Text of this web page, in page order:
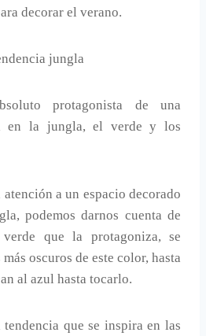
decorar el verano.
protagonista de una
en la jungla, el verde y los
atención a un espacio decorado
podemos darnos cuenta de
que la protagoniza, se
oscuros de este color, hasta
al azul hasta tocarlo.
tendencia que se inspira en las